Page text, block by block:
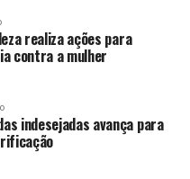
realiza ações para
contra a mulher
indesejadas avança para